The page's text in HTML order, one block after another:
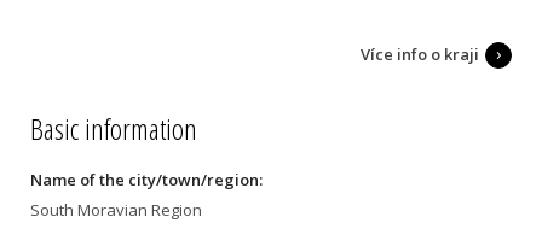
Více info o kraji
Basic information
Name of the city/town/region:
South Moravian Region